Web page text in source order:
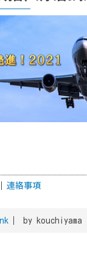
連絡事項
by kouchiyama